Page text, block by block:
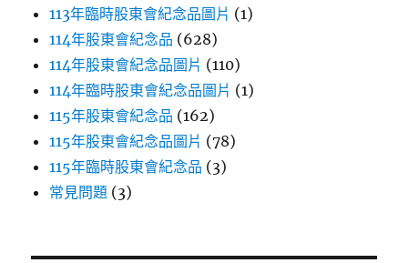
113年臨時股東會紀念品圖片 (1)
114年股東會紀念品 (628)
114年股東會紀念品圖片 (110)
114年臨時股東會紀念品圖片 (1)
115年股東會紀念品 (162)
115年股東會紀念品圖片 (78)
115年臨時股東會紀念品 (3)
常見問題 (3)